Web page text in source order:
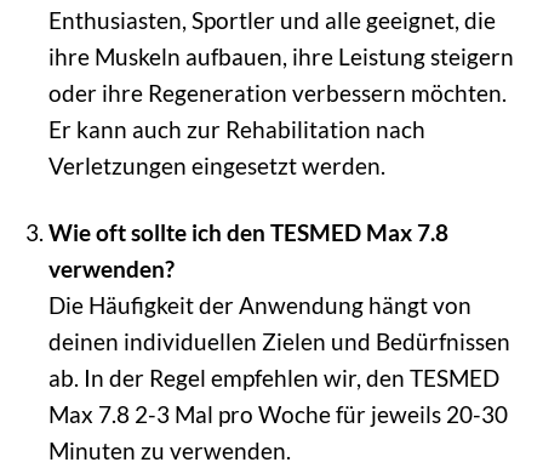
Enthusiasten, Sportler und alle geeignet, die
ihre Muskeln aufbauen, ihre Leistung steigern
oder ihre Regeneration verbessern möchten.
Er kann auch zur Rehabilitation nach
Verletzungen eingesetzt werden.
Wie oft sollte ich den TESMED Max 7.8
verwenden?
Die Häufigkeit der Anwendung hängt von
deinen individuellen Zielen und Bedürfnissen
ab. In der Regel empfehlen wir, den TESMED
Max 7.8 2-3 Mal pro Woche für jeweils 20-30
Minuten zu verwenden.